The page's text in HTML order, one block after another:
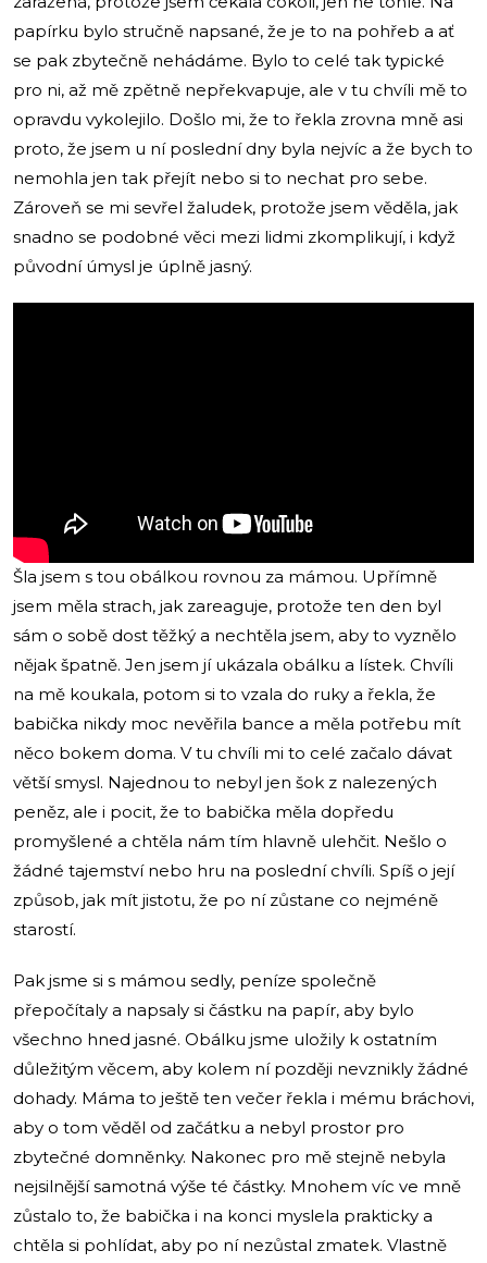
papírku bylo stručně napsané, že je to na pohřeb a ať
se pak zbytečně nehádáme. Bylo to celé tak typické
pro ni, až mě zpětně nepřekvapuje, ale v tu chvíli mě to
opravdu vykolejilo. Došlo mi, že to řekla zrovna mně asi
proto, že jsem u ní poslední dny byla nejvíc a že bych to
nemohla jen tak přejít nebo si to nechat pro sebe.
Zároveň se mi sevřel žaludek, protože jsem věděla, jak
snadno se podobné věci mezi lidmi zkomplikují, i když
původní úmysl je úplně jasný.
Šla jsem s tou obálkou rovnou za mámou. Upřímně
jsem měla strach, jak zareaguje, protože ten den byl
sám o sobě dost těžký a nechtěla jsem, aby to vyznělo
nějak špatně. Jen jsem jí ukázala obálku a lístek. Chvíli
na mě koukala, potom si to vzala do ruky a řekla, že
babička nikdy moc nevěřila bance a měla potřebu mít
něco bokem doma. V tu chvíli mi to celé začalo dávat
větší smysl. Najednou to nebyl jen šok z nalezených
peněz, ale i pocit, že to babička měla dopředu
promyšlené a chtěla nám tím hlavně ulehčit. Nešlo o
žádné tajemství nebo hru na poslední chvíli. Spíš o její
způsob, jak mít jistotu, že po ní zůstane co nejméně
starostí.
Pak jsme si s mámou sedly, peníze společně
přepočítaly a napsaly si částku na papír, aby bylo
všechno hned jasné. Obálku jsme uložily k ostatním
důležitým věcem, aby kolem ní později nevznikly žádné
dohady. Máma to ještě ten večer řekla i mému bráchovi,
aby o tom věděl od začátku a nebyl prostor pro
zbytečné domněnky. Nakonec pro mě stejně nebyla
nejsilnější samotná výše té částky. Mnohem víc ve mně
zůstalo to, že babička i na konci myslela prakticky a
chtěla si pohlídat, aby po ní nezůstal zmatek. Vlastně